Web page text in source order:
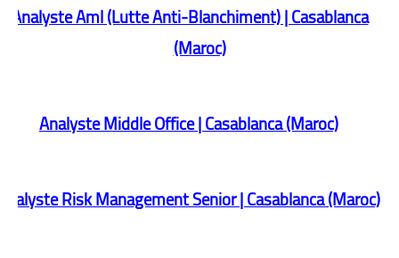
Analyste Aml (Lutte Anti-Blanchiment) | Casablanca
(Maroc)
Analyste Middle Office | Casablanca (Maroc)
Risk Management Senior | Casablanca (Maroc)